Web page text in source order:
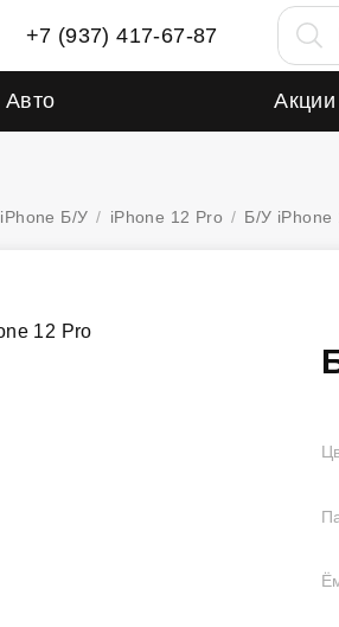
+7 (937) 417-67-87
Авто Акции
iPhone Б/У / iPhone 12 Pro / Б/У iPhone